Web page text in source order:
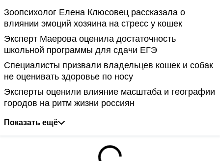
Зоопсихолог Елена Клюсовец рассказала о
влиянии эмоций хозяина на стресс у кошек
Эксперт Маерова оценила достаточность
школьной программы для сдачи ЕГЭ
Специалисты призвали владельцев кошек и собак
не оценивать здоровье по носу
Эксперты оценили влияние масштаба и географии
городов на ритм жизни россиян
Показать ещё